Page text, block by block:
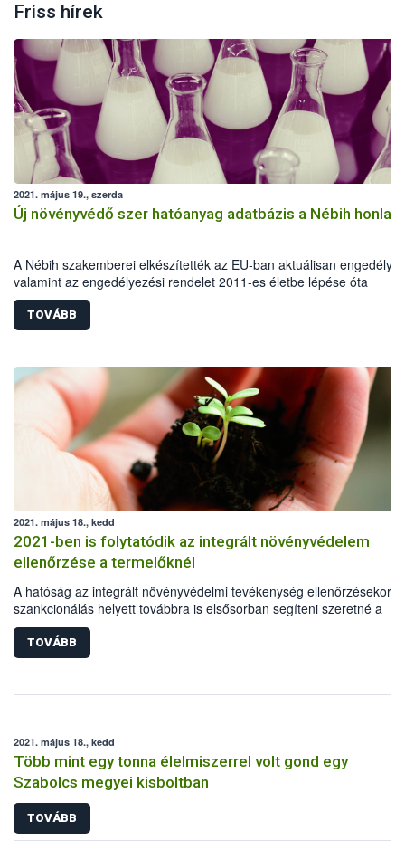
Friss hírek
2021. május 19., szerda
Új növényvédő szer hatóanyag adatbázis a Nébih
A Nébih szakemberei elkészítették az EU-ban aktuálisan
valamint az engedélyezési rendelet 2011-es életbe lépése óta
visszavont növényvédő szer hatóanyagok adatbázisát. Érdemes a
gyakran ellenőrizni, ugyanis a hatóanyagok kötelező felülvizsgálata
rendszeresen változik.
TOVÁBB
2021. május 18., kedd
2021-ben is folytatódik az integrált növényvédelem
ellenőrzése a termelőknél
A hatóság az integrált növényvédelmi tevékenység ellenőrzésekor a
szankcionálás helyett továbbra is elsősorban segíteni szeretné a
termelőket, és iránymutatást adni a leghatékonyabb és egyben
leginkább környezetkímélő növénytermesztés felé vezető úton. Az
országos, támogató ellenőrzéseket a Nemzeti Élelmiszerlánc-
TOVÁBB
2021. május 18., kedd
Több mint egy tonna élelmiszerrel volt gond egy
Szabolcs megyei kisboltban
TOVÁBB